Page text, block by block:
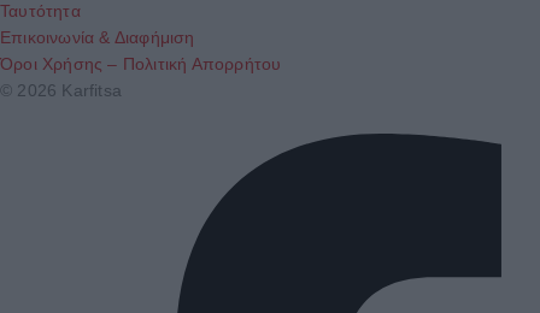
Ταυτότητα
Επικοινωνία & Διαφήμιση
Όροι Χρήσης – Πολιτική Απορρήτου
© 2026 Karfitsa